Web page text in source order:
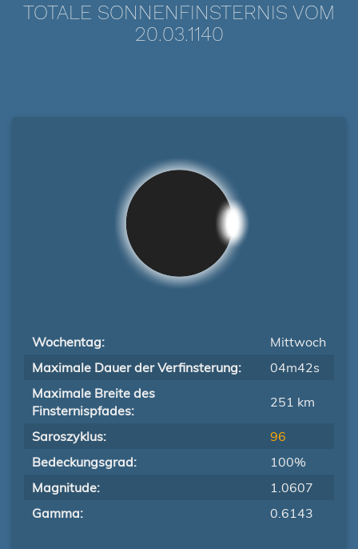
TOTALE SONNENFINSTERNIS VOM
20.03.1140
Wochentag:
Mittwoch
Maximale Dauer der Verfinsterung:
04m42s
Maximale Breite des
Finsternispfades:
251 km
Saroszyklus:
96
Bedeckungsgrad:
100%
Magnitude:
1.0607
Gamma:
0.6143